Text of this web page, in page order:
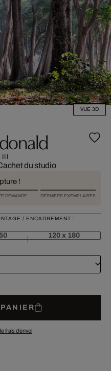
VUE 3D
du studio
!
DEMANDE DERNIERS EXEMPLAIRES
/ ENCADREMENT :
120 x 180
frais d'envoi